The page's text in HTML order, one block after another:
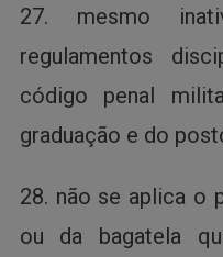
27. mesmo
regulamentos
código penal
graduação e do
28. não se aplica o
ou da bagatela